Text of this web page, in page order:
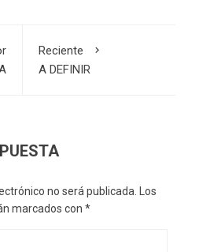
Reciente
A DEFINIR
no será publicada.
Los
marcados con *